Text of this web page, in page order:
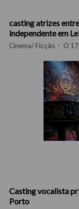
casting atrizes
independente em
Cinema/ Ficção O
Casting vocalista
Porto